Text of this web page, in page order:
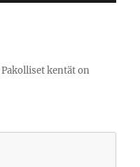
Pakolliset kentät on